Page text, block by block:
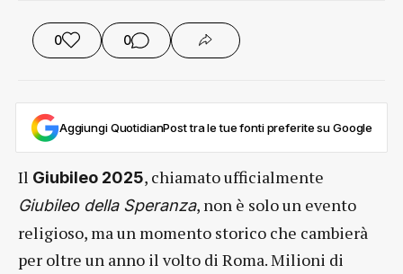
0 0
Aggiungi QuotidianPost tra le tue fonti preferite su Google
Il Giubileo 2025, chiamato ufficialmente
Giubileo della Speranza, non è solo un evento
religioso, ma un momento storico che cambierà
per oltre un anno il volto di Roma. Milioni di